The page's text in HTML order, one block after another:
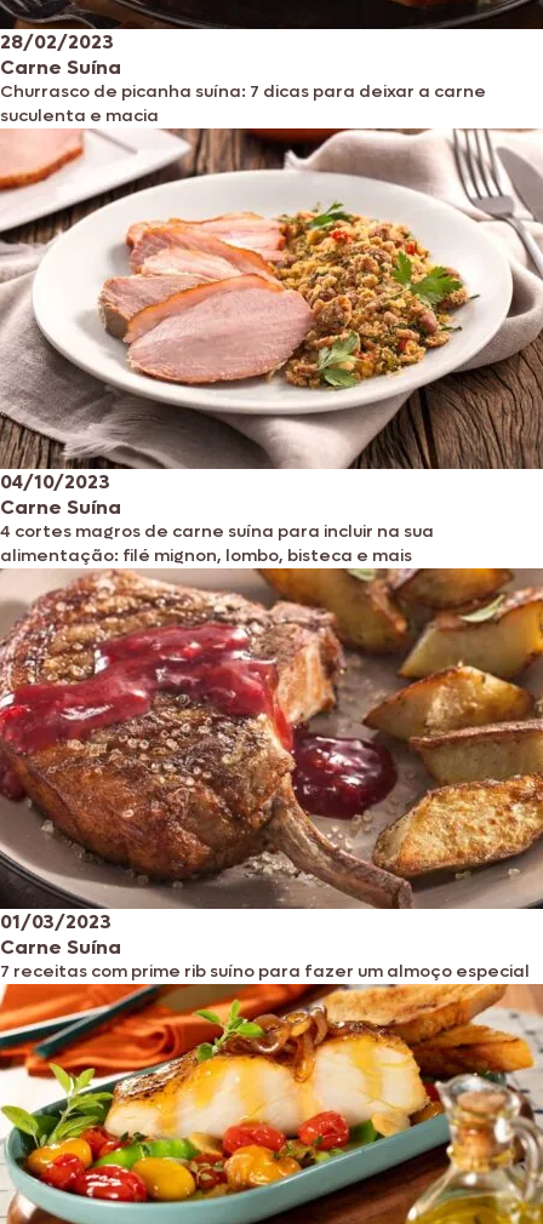
28/02/2023
Carne Suína
Churrasco de picanha suína: 7 dicas para deixar a carne
suculenta e macia
04/10/2023
Carne Suína
4 cortes magros de carne suína para incluir na sua
alimentação: filé mignon, lombo, bisteca e mais
01/03/2023
Carne Suína
7 receitas com prime rib suíno para fazer um almoço especial